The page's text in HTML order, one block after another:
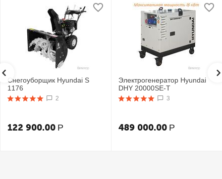
Снегоуборщик Hyundai S
1176
2
122 900.00 Р
Электрогенератор Hyundai
DHY 20000SE-T
3
489 000.00 Р